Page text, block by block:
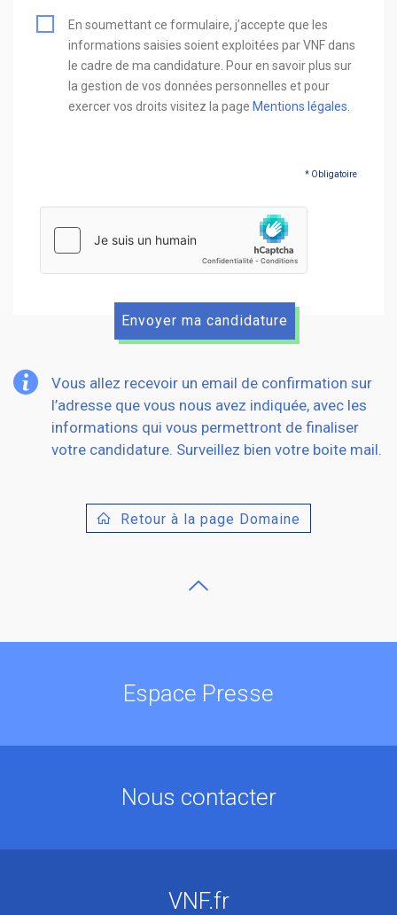
En soumettant ce formulaire, j’accepte que les
informations saisies soient exploitées par VNF dans
le cadre de ma candidature. Pour en savoir plus sur
la gestion de vos données personnelles et pour
exercer vos droits visitez la page Mentions légales
* Obligatoire
Vous allez recevoir un email de confirmation sur
l’adresse que vous nous avez indiquée, avec les
informations qui vous permettront de finaliser
votre candidature. Surveillez bien votre boite mail.
Retour à la page Domaine
Espace Presse
Nous contacter
VNF.fr